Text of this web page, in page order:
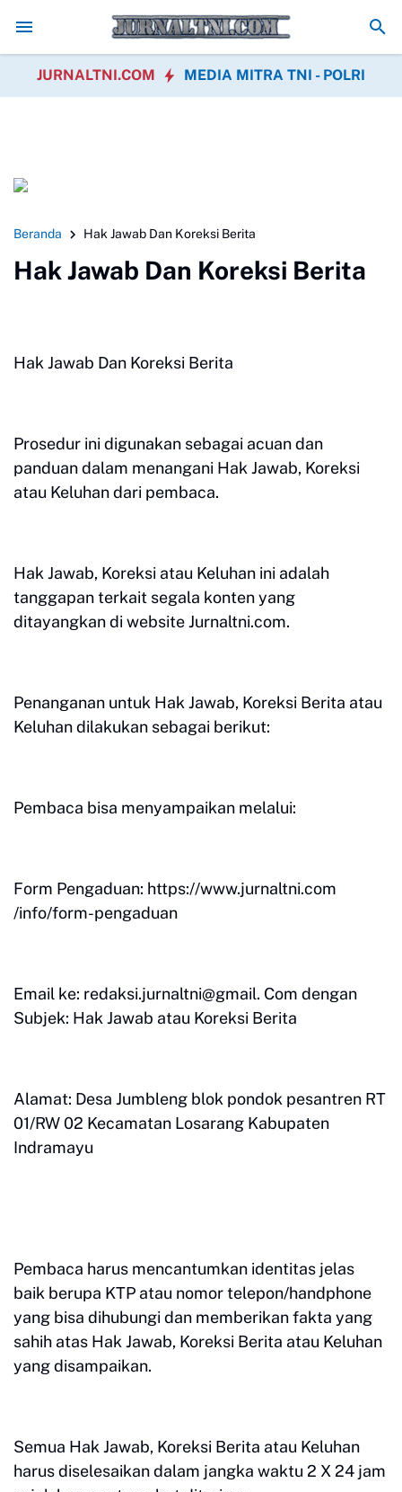
Pilar, Pengamanan Fun Race Matic Grass Track BMRT 86 di
JURNALTNI.COM MEDIA MITRA TNI - POLRI
Beranda Hak Jawab Dan Koreksi Berita
Hak Jawab Dan Koreksi Berita
Hak Jawab Dan Koreksi Berita
Prosedur ini digunakan sebagai acuan dan
panduan dalam menangani Hak Jawab, Koreksi
atau Keluhan dari pembaca.
Hak Jawab, Koreksi atau Keluhan ini adalah
tanggapan terkait segala konten yang
ditayangkan di website Jurnaltni.com.
Penanganan untuk Hak Jawab, Koreksi Berita atau
Keluhan dilakukan sebagai berikut:
Pembaca bisa menyampaikan melalui:
Form Pengaduan: https://www.jurnaltni.com
/info/form-pengaduan
Email ke: redaksi.jurnaltni@gmail. Com dengan
Subjek: Hak Jawab atau Koreksi Berita
Alamat: Desa Jumbleng blok pondok pesantren RT
01/RW 02 Kecamatan Losarang Kabupaten
Indramayu
Pembaca harus mencantumkan identitas jelas
baik berupa KTP atau nomor telepon/handphone
yang bisa dihubungi dan memberikan fakta yang
sahih atas Hak Jawab, Koreksi Berita atau Keluhan
yang disampaikan.
Semua Hak Jawab, Koreksi Berita atau Keluhan
harus diselesaikan dalam jangka waktu 2 X 24 jam